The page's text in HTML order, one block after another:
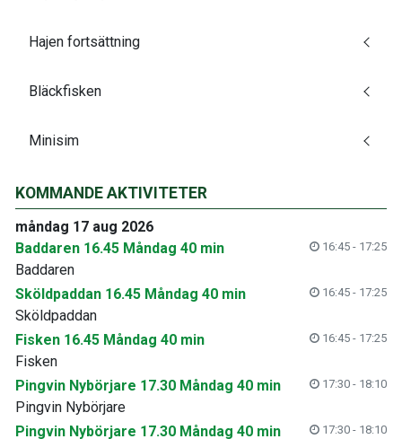
Hajen fortsättning
Bläckfisken
Minisim
KOMMANDE AKTIVITETER
måndag 17 aug 2026
Baddaren 16.45 Måndag 40 min
16:45 - 17:25
Baddaren
Sköldpaddan 16.45 Måndag 40 min
16:45 - 17:25
Sköldpaddan
Fisken 16.45 Måndag 40 min
16:45 - 17:25
Fisken
Pingvin Nybörjare 17.30 Måndag 40 min
17:30 - 18:10
Pingvin Nybörjare
Pingvin Nybörjare 17.30 Måndag 40 min
17:30 - 18:10